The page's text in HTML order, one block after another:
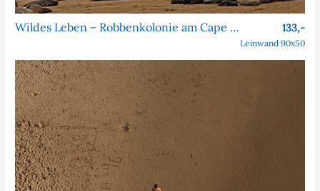
Wildes Leben – Robbenkolonie am Cape Cross 133,-
Leinwand 90x50